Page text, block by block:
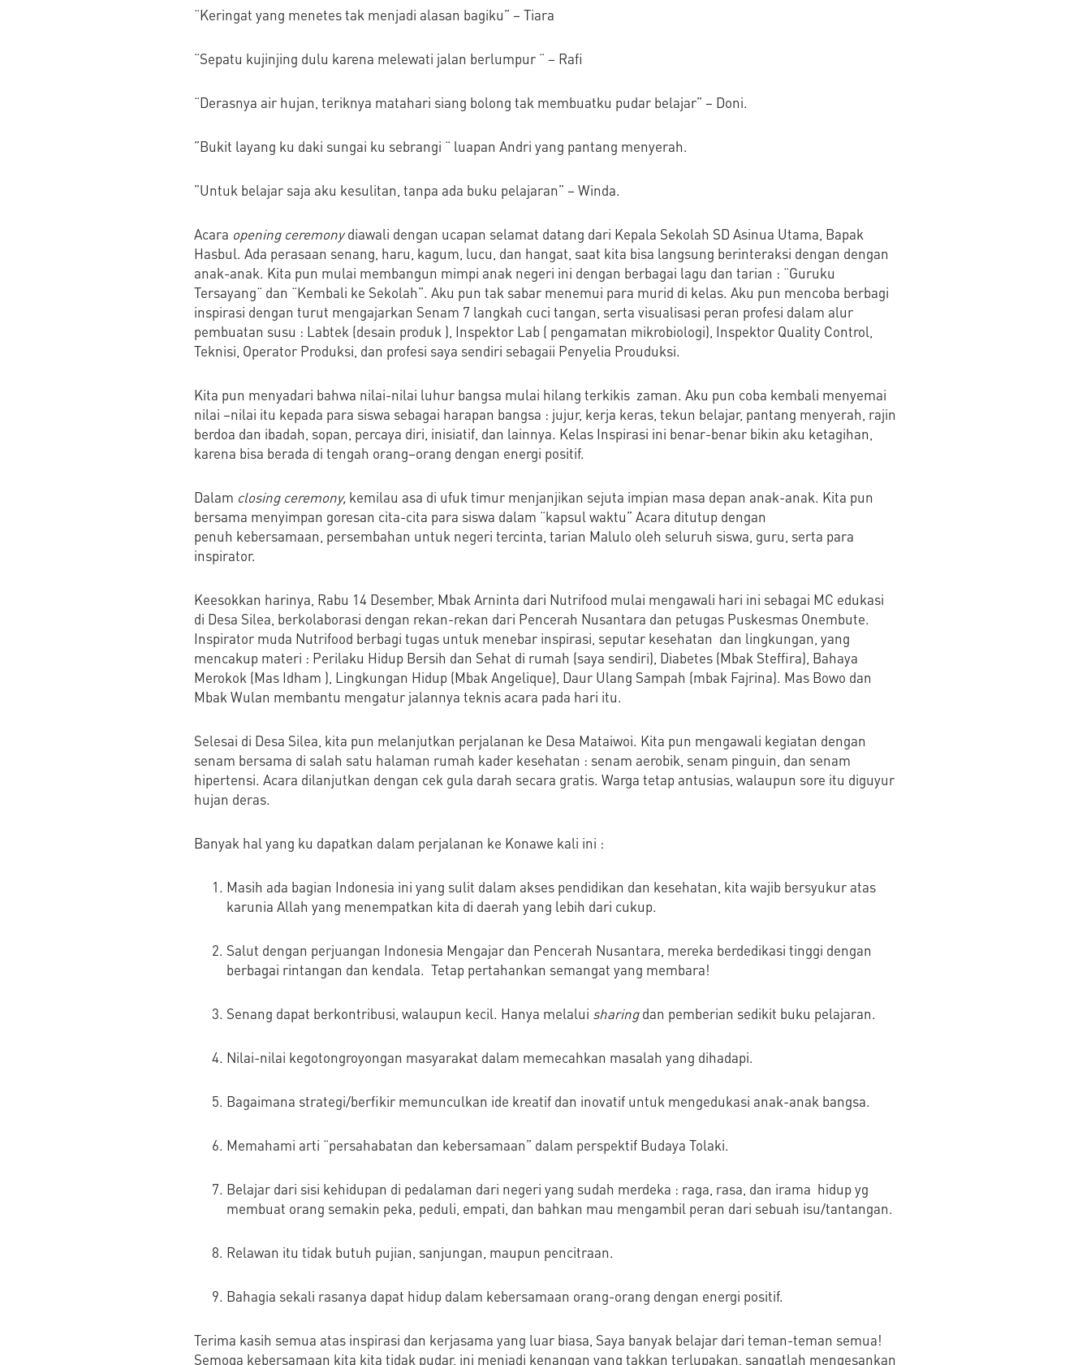
“Keringat yang menetes tak menjadi alasan bagiku” – Tiara
“Sepatu kujinjing dulu karena melewati jalan berlumpur “ – Rafi
“Derasnya air hujan, teriknya matahari siang bolong tak membuatku pudar belajar” – Doni.
”Bukit layang ku daki sungai ku sebrangi “ luapan Andri yang pantang menyerah.
”Untuk belajar saja aku kesulitan, tanpa ada buku pelajaran” – Winda.
Acara opening ceremonydiawali dengan ucapan selamat datang dari Kepala Sekolah SD Asinua Utama, Bapak
Hasbul. Ada perasaan senang, haru, kagum, lucu, dan hangat, saat kita bisa langsung berinteraksi dengan dengan
anak-anak. Kita pun mulai membangun mimpi anak negeri ini dengan berbagai lagu dan tarian : “Guruku
Tersayang“ dan “Kembali ke Sekolah”. Aku pun tak sabar menemui para murid di kelas. Aku pun mencoba berbagi
inspirasi dengan turut mengajarkan Senam 7 langkah cuci tangan, serta visualisasi peran profesi dalam alur
pembuatan susu : Labtek (desain produk ), Inspektor Lab ( pengamatan mikrobiologi), Inspektor Quality Control,
Teknisi, Operator Produksi, dan profesi saya sendiri sebagaii Penyelia Prouduksi.
Kita pun menyadari bahwa nilai-nilai luhur bangsa mulai hilang terkikis zaman. Aku pun coba kembali menyemai
nilai –nilai itu kepada para siswa sebagai harapan bangsa : jujur, kerja keras, tekun belajar, pantang menyerah, rajin
berdoa dan ibadah, sopan, percaya diri, inisiatif, dan lainnya. Kelas Inspirasi ini benar-benar bikin aku ketagihan,
karena bisa berada di tengah orang–orang dengan energi positif.
Dalam closing ceremony, kemilau asa di ufuk timur menjanjikan sejuta impian masa depan anak-anak. Kita pun
bersama menyimpan goresan cita-cita para siswa dalam “kapsul waktu” Acara ditutup dengan
penuh kebersamaan, persembahan untuk negeri tercinta, tarian Malulo oleh seluruh siswa, guru, serta para
inspirator.
Keesokkan harinya, Rabu 14 Desember, Mbak Arninta dari Nutrifood mulai mengawali hari ini sebagai MC edukasi
di Desa Silea, berkolaborasi dengan rekan-rekan dari Pencerah Nusantara dan petugas Puskesmas Onembute.
Inspirator muda Nutrifood berbagi tugas untuk menebar inspirasi, seputar kesehatan dan lingkungan, yang
mencakup materi : Perilaku Hidup Bersih dan Sehat di rumah (saya sendiri), Diabetes (Mbak Steffira), Bahaya
Merokok (Mas Idham ), Lingkungan Hidup (Mbak Angelique), Daur Ulang Sampah (mbak Fajrina). Mas Bowo dan
Mbak Wulan membantu mengatur jalannya teknis acara pada hari itu.
Selesai di Desa Silea, kita pun melanjutkan perjalanan ke Desa Mataiwoi. Kita pun mengawali kegiatan dengan
senam bersama di salah satu halaman rumah kader kesehatan : senam aerobik, senam pinguin, dan senam
hipertensi. Acara dilanjutkan dengan cek gula darah secara gratis. Warga tetap antusias, walaupun sore itu diguyur
hujan deras.
Banyak hal yang ku dapatkan dalam perjalanan ke Konawe kali ini :
Masih ada bagian Indonesia ini yang sulit dalam akses pendidikan dan kesehatan, kita wajib bersyukur atas
karunia Allah yang menempatkan kita di daerah yang lebih dari cukup.
Salut dengan perjuangan Indonesia Mengajar dan Pencerah Nusantara, mereka berdedikasi tinggi dengan
berbagai rintangan dan kendala. Tetap pertahankan semangat yang membara!
Senang dapat berkontribusi, walaupun kecil. Hanya melalui sharingdan pemberian sedikit buku pelajaran.
Nilai-nilai kegotongroyongan masyarakat dalam memecahkan masalah yang dihadapi.
Bagaimana strategi/berfikir memunculkan ide kreatif dan inovatif untuk mengedukasi anak-anak bangsa.
Memahami arti “persahabatan dan kebersamaan” dalam perspektif Budaya Tolaki.
Belajar dari sisi kehidupan di pedalaman dari negeri yang sudah merdeka : raga, rasa, dan irama hidup yg
membuat orang semakin peka, peduli, empati, dan bahkan mau mengambil peran dari sebuah isu/tantangan.
Relawan itu tidak butuh pujian, sanjungan, maupun pencitraan.
Bahagia sekali rasanya dapat hidup dalam kebersamaan orang-orang dengan energi positif.
Terima kasih semua atas inspirasi dan kerjasama yang luar biasa, Saya banyak belajar dari teman-teman semua!
Semoga kebersamaan kita kita tidak pudar, ini menjadi kenangan yang takkan terlupakan, sangatlah mengesankan